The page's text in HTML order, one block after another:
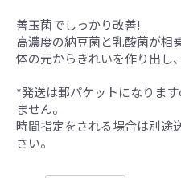
善玉菌でしっかり改善!
高濃度の納豆菌と乳酸菌が相
体の元からきれいを作り出し
*発送は郵パケットになりま
ません。
時間指定をされる場合は別途
さい。